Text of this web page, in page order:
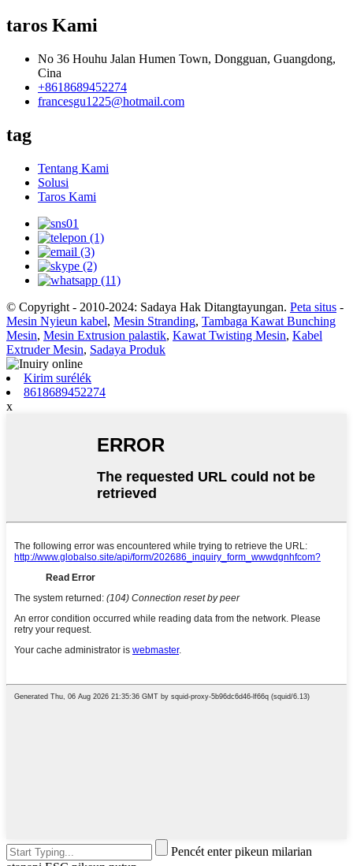
taros Kami
No 36 Houhu Jalan Humen Town, Dongguan, Guangdong,
Cina
+8618689452274
francesgu1225@hotmail.com
tag
Tentang Kami
Solusi
Taros Kami
© Copyright - 2010-2024: Sadaya Hak Ditangtayungan. Peta situs -
Mesin Nyieun kabel, Mesin Stranding, Tambaga Kawat Bunching
Mesin, Mesin Extrusion palastik, Kawat Twisting Mesin, Kabel
Extruder Mesin, Sadaya Produk
Kirim surélék
8618689452274
x
Pencét enter pikeun milarian